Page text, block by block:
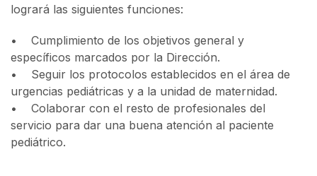
logrará las siguientes funciones:
• Cumplimiento de los objetivos general y
específicos marcados por la Dirección.
• Seguir los protocolos establecidos en el área de
urgencias pediátricas y a la unidad de maternidad.
• Colaborar con el resto de profesionales del
servicio para dar una buena atención al paciente
pediátrico.